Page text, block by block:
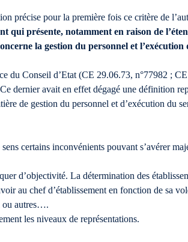
précise pour la première fois ce critère de
qui présente, notamment en raison de
la gestion du personnel et l’exécution
du Conseil d’Etat (CE 29.06.73, n°77982 ;
dernier avait en effet dégagé une définition
de gestion du personnel et d’exécution du
certains inconvénients pouvant s’avérer
d’objectivité. La détermination des
au chef d’établissement en fonction de sa
ou autres….
les niveaux de représentations.